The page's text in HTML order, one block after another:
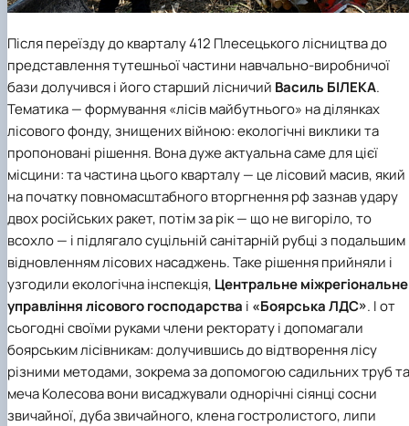
Після переїзду до кварталу 412 Плесецького лісництва до
представлення тутешньої частини навчально-виробничої
бази долучився і його старший лісничий Василь БІЛЕКА.
Тематика — формування «лісів майбутнього» на ділянках
лісового фонду, знищених війною: екологічні виклики та
пропоновані рішення. Вона дуже актуальна саме для цієї
місцини: та частина цього кварталу — це лісовий масив, який
на початку повномасштабного вторгнення рф зазнав удару
двох російських ракет, потім за рік — що не вигоріло, то
всохло — і підлягало суцільній санітарній рубці з подальшим
відновленням лісових насаджень. Таке рішення прийняли і
узгодили екологічна інспекція, Центральне міжрегіональне
управління лісового господарства і «Боярська ЛДС». І от
сьогодні своїми руками члени ректорату і допомагали
боярським лісівникам: долучившись до відтворення лісу
різними методами, зокрема за допомогою садильних труб та
меча Колесова вони висаджували однорічні сіянці сосни
звичайної, дуба звичайного, клена гостролистого, липи